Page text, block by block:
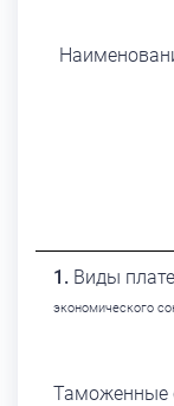
Виды
экономического
Таможенные